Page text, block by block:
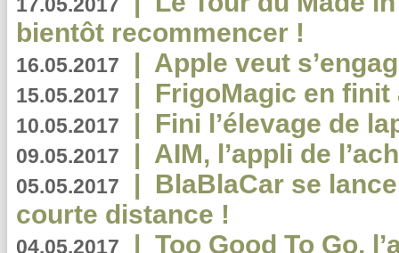
bientôt recommencer !
16.05.2017 | Apple veut
15.05.2017 | FrigoMagic en
10.05.2017 | Fini l’élevage de
09.05.2017 | AIM, l’appli de
05.05.2017 | BlaBlaCar se
courte distance !
04.05.2017 | Too Good To Go,